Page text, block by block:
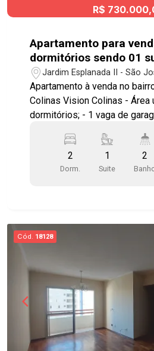
R$
Apartamento para
dormitórios sendo 01
Jardim Colinas!
Jardim Esplanada II - São
Apartamento à venda no
Colinas Vision Colinas - Área útil 58 m²; - 2
dormitórios; - 1 vaga de garagem; O
dormitórios sendo 01 suíte; -
Área de serviço; - 1 Vaga de
privativa O Condomínio dispõe de uma área de
blindada; - Espaço para treino
Churrasqueira com chopeira; -
de pizza; - Salão de jogos; -
Brinquedoteca; - Sauna; -
Carros compartilhados; -
Quadra Beach Arena; - Hidro
Pet Place; - Coworking; -
visitantes. Localização excelente a 02 minutos
do Shopping Colinas. Próximo
2
Dorm.
1
Suite
2
Cód. 18128